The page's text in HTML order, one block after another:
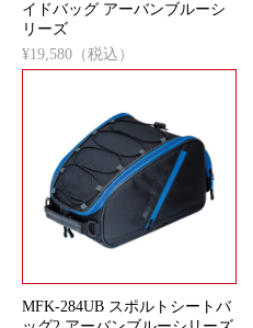
イドバッグ アーバンブルーシ
リーズ
¥19,580（税込）
MFK-284UB スポルトシートバ